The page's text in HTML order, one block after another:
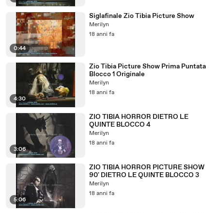
0:44
Siglafinale Zio Tibia Picture Show
Merilyn
18 anni fa
4:30
Zio Tibia Picture Show Prima Puntata
Blocco 1 Originale
Merilyn
18 anni fa
3:06
ZIO TIBIA HORROR DIETRO LE
QUINTE BLOCCO 4
Merilyn
18 anni fa
5:06
ZIO TIBIA HORROR PICTURE SHOW
90' DIETRO LE QUINTE BLOCCO 3
Merilyn
18 anni fa